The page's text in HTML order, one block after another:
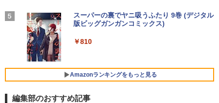
中古ノートパソコン Webカメラ内蔵 HP
s11 Office 送料無料
★2026新登場！office2024＼2年保証／
-13650HX i5 メモリ DDR4 8GB 16GB
M.2NVMe SSD 256GB~1TB 初期設定済
＼メーカー5年保証／【最短即日発送】
ィスプレイ PCモニター ASUS 液晶ディ
閲覧 仕事 在宅 楽天ランキング4冠
5
決定版 強いチームをつくる！ リーダ
ーの心得 [ 伊庭 正康 ]
￥1,760
￥1,964
￥2,980
BUGS LIFE
コカ・コーラ やかんの麦茶 from 爽健美茶 ラ
スーパーの裏でヤニ吸うふたり 9巻 (デジタル
版ビッグガンガンコミックス)
￥810
Amazonランキングをもっと見る
編集部のおすすめ記事